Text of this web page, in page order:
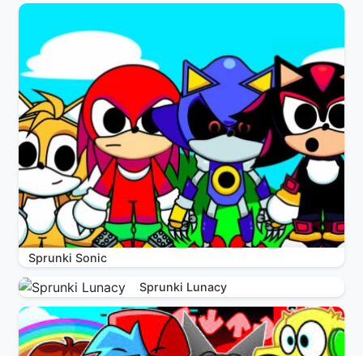
Sprunki Sonic
Sprunki Lunacy